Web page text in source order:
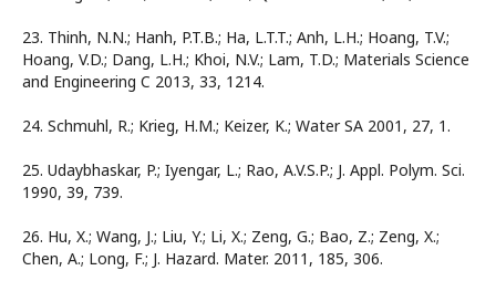
23. Thinh, N.N.; Hanh, P.T.B.; Ha, L.T.T.; Anh, L.H.; Hoang, T.V.;
Hoang, V.D.; Dang, L.H.; Khoi, N.V.; Lam, T.D.; Materials Science
and Engineering C 2013, 33, 1214.
24. Schmuhl, R.; Krieg, H.M.; Keizer, K.; Water SA 2001, 27, 1.
25. Udaybhaskar, P.; Iyengar, L.; Rao, A.V.S.P.; J. Appl. Polym. Sci.
1990, 39, 739.
26. Hu, X.; Wang, J.; Liu, Y.; Li, X.; Zeng, G.; Bao, Z.; Zeng, X.;
Chen, A.; Long, F.; J. Hazard. Mater. 2011, 185, 306.